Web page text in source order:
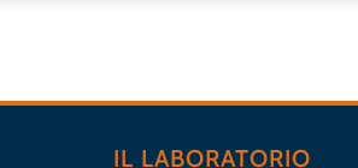
IL LABORATORIO